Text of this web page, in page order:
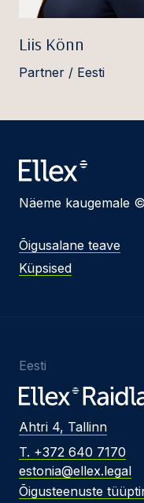
Liis Könn
Partner / Eesti
Näeme kaugemale
Õigusalane teave
Küpsised
Eesti
Ahtri 4, Tallinn
T. +372 640 7170
estonia@ellex.legal
Õigusteenuste